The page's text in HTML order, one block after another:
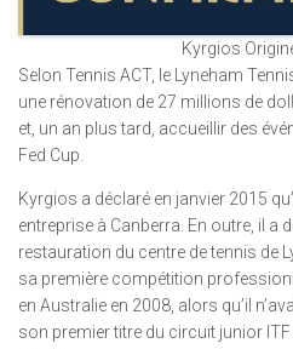
Kyrgios
Selon Tennis ACT, le Lyneham
une rénovation de 27 millions de
et, un an plus tard, accueillir des
Fed Cup.
Kyrgios a déclaré en janvier 2015
entreprise à Canberra. En outre, il a
restauration du centre de tennis de
sa première compétition
en Australie en 2008, alors qu’il
son premier titre du circuit junior ITF